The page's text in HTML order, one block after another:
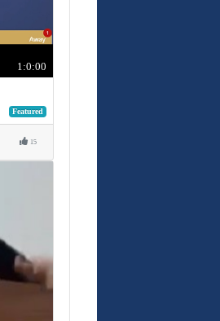
1:0:00
Featured
15